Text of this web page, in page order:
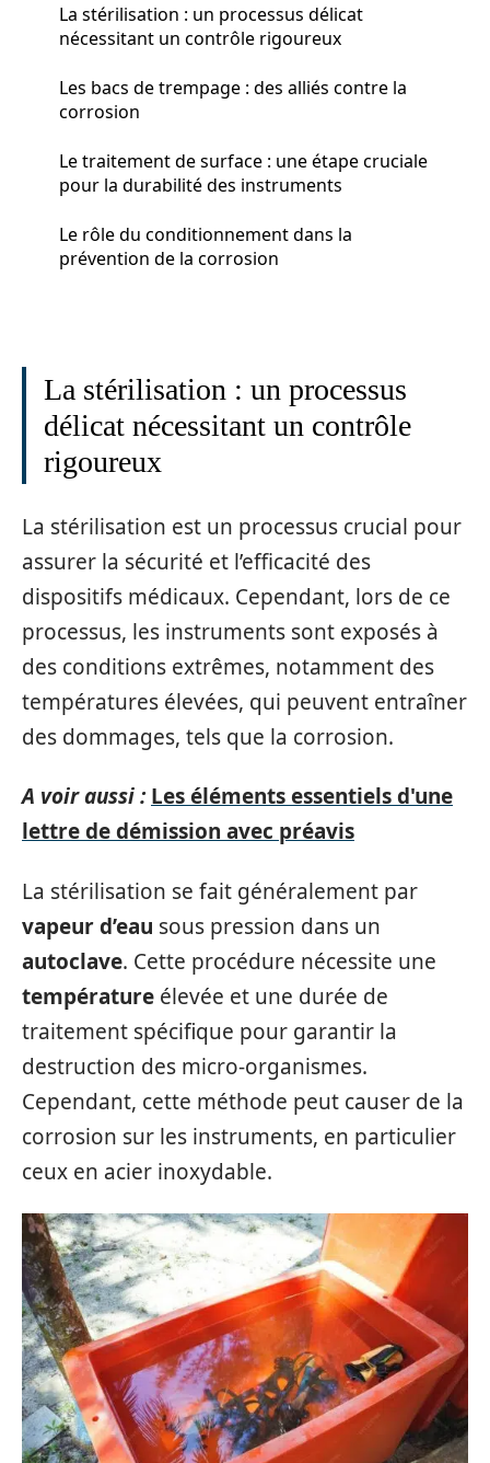
La stérilisation : un processus délicat
nécessitant un contrôle rigoureux
Les bacs de trempage : des alliés contre la
corrosion
Le traitement de surface : une étape cruciale
pour la durabilité des instruments
Le rôle du conditionnement dans la
prévention de la corrosion
La stérilisation : un processus
délicat nécessitant un contrôle
rigoureux
La stérilisation est un processus crucial pour
assurer la sécurité et l’efficacité des
dispositifs médicaux. Cependant, lors de ce
processus, les instruments sont exposés à
des conditions extrêmes, notamment des
températures élevées, qui peuvent entraîner
des dommages, tels que la corrosion.
A voir aussi : Les éléments essentiels d'une
lettre de démission avec préavis
La stérilisation se fait généralement par
vapeur d’eau sous pression dans un
autoclave. Cette procédure nécessite une
température élevée et une durée de
traitement spécifique pour garantir la
destruction des micro-organismes.
Cependant, cette méthode peut causer de la
corrosion sur les instruments, en particulier
ceux en acier inoxydable.